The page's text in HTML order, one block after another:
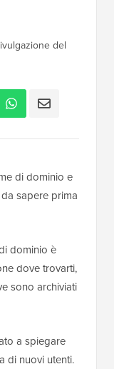
del
di dominio e
sapere prima
dominio è
dove trovarti,
sono archiviati
a spiegare
di nuovi utenti.